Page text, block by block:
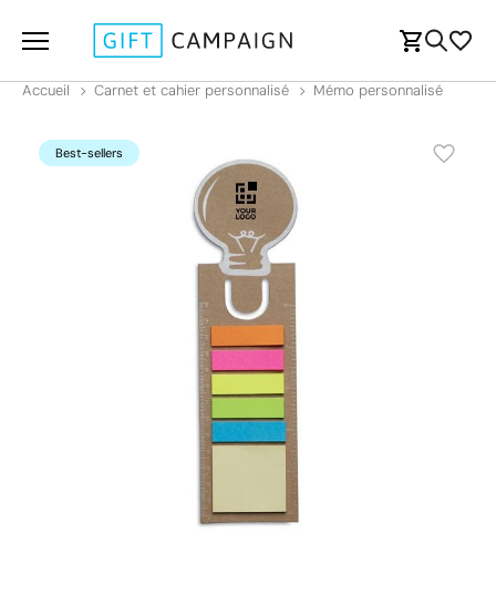
Accueil Carnet et cahier personnalisé Mémo personnalisé
Best-sellers